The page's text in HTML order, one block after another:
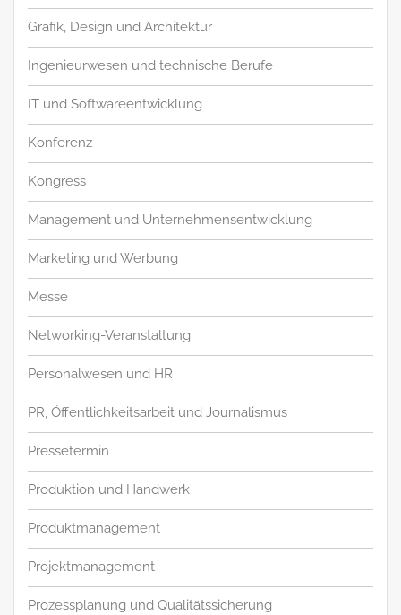
Grafik, Design und Architektur
Ingenieurwesen und technische Berufe
IT und Softwareentwicklung
Konferenz
Kongress
Management und Unternehmensentwicklung
Marketing und Werbung
Messe
Networking-Veranstaltung
Personalwesen und HR
PR, Öffentlichkeitsarbeit und Journalismus
Pressetermin
Produktion und Handwerk
Produktmanagement
Projektmanagement
Prozessplanung und Qualitätssicherung